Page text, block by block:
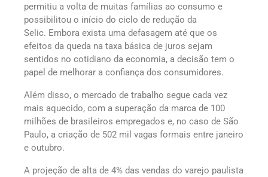
permitiu a volta de muitas famílias ao consumo e
possibilitou o início do ciclo de redução da
Selic. Embora exista uma defasagem até que os
efeitos da queda na taxa básica de juros sejam
sentidos no cotidiano da economia, a decisão tem o
papel de melhorar a confiança dos consumidores.
Além disso, o mercado de trabalho segue cada vez
mais aquecido, com a superação da marca de 100
milhões de brasileiros empregados e, no caso de São
Paulo, a criação de 502 mil vagas formais entre janeiro
e outubro.
A projeção de alta de 4% das vendas do varejo paulista